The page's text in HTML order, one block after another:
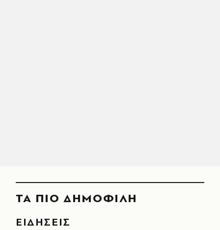
ΤΑ ΠΙΟ ΔΗΜΟΦΙΛΗ
ΕΙΔΗΣΕΙΣ